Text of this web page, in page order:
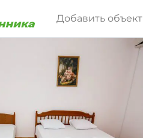
Добавить объект